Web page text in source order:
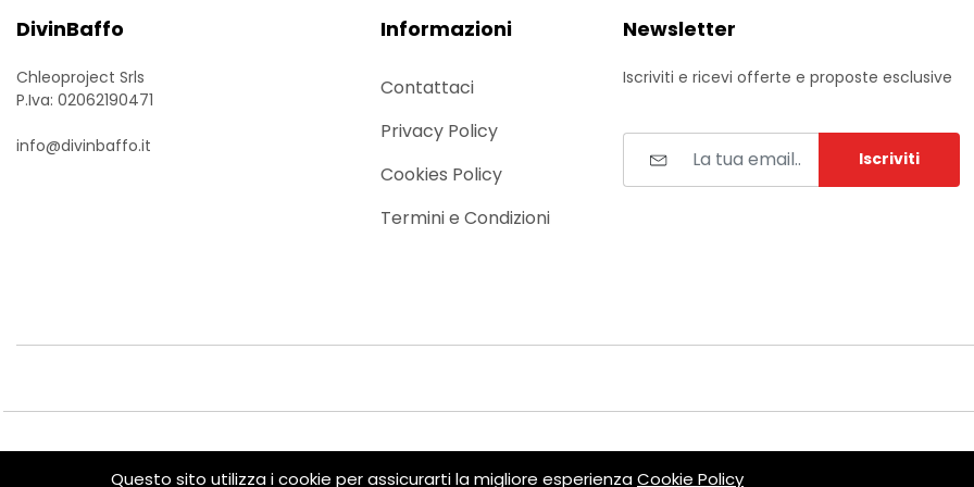
DivinBaffo
Chleoproject Srls
P.Iva: 02062190471
info@divinbaffo.it
Informazioni
Contattaci
Privacy Policy
Cookies Policy
Termini e Condizioni
Newsletter
Iscriviti e ricevi offerte e proposte esclusive
Iscriviti
© 2024 DivinBaffo. All Rights Reserved. P.Iva: 02062190471 - Web Agency MGC Group
Questo sito utilizza i cookie per assicurarti la migliore esperienzaCookie Policy